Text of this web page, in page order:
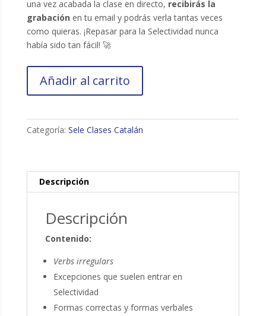
una vez acabada la clase en directo, recibirás la
grabación en tu email y podrás verla tantas veces
como quieras. ¡Repasar para la Selectividad nunca
había sido tan fácil! 🚀
“Verbs“
“derivats“
Añadir al carrito
Categoría: Sele Clases Catalán
Descripción
Descripción
Contenido:
Verbs irregulars
Excepciones que suelen entrar en
Selectividad
Formas correctas y formas verbales